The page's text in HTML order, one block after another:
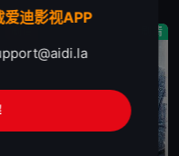
剧情
迪影视APP